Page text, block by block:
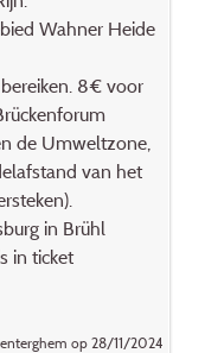
Wahner Heide
8€ voor
de Umweltzone,
van het
in Brühl
in ticket
op 28/11/2024